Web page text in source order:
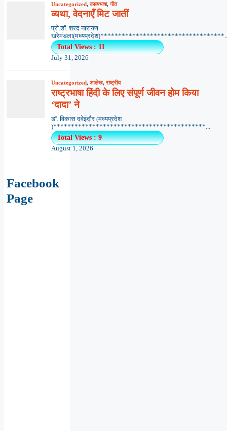
Uncategorized,काव्यभाषा,गीत
व्यथा, वेदनाएँ मिट जातीं
प्रो.डॉ. शरद नारायण
Total Views : 11
July 31, 2026
Uncategorized, आलेख,राष्ट्रीय
राष्ट्रभाषा हिंदी के लिए संपूर्ण जीवन होम किया
‘दादा’ ने
डॉ. विकास दवेइंदौर (मध्यप्रदेश
)*******************************************...
Total Views : 9
August 1, 2026
Facebook
Page